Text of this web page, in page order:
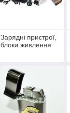
Зарядні пристрої,
блоки живлення